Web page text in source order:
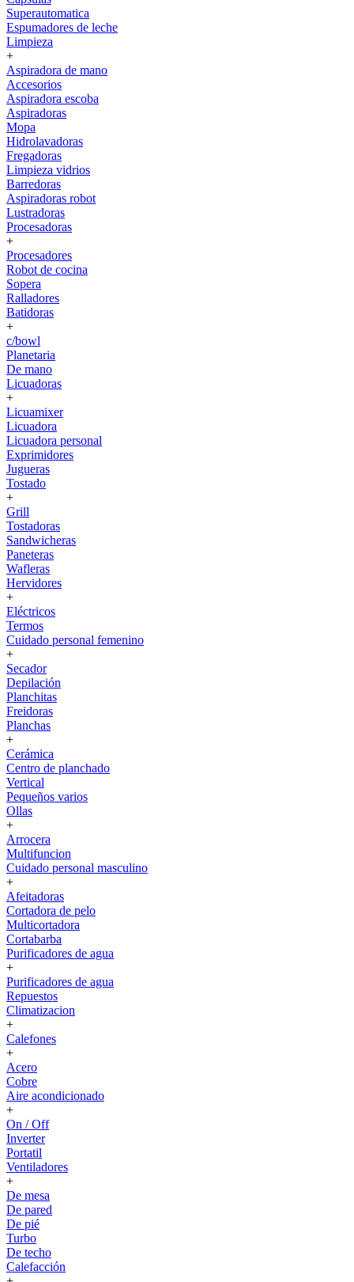
Superautomatica
Espumadores de leche
Limpieza
+
Aspiradora de mano
Accesorios
Aspiradora escoba
Aspiradoras
Mopa
Hidrolavadoras
Fregadoras
Limpieza vidrios
Barredoras
Aspiradoras robot
Lustradoras
Procesadoras
+
Procesadores
Robot de cocina
Sopera
Ralladores
Batidoras
+
c/bowl
Planetaria
De mano
Licuadoras
+
Licuamixer
Licuadora
Licuadora personal
Exprimidores
Jugueras
Tostado
+
Grill
Tostadoras
Sandwicheras
Paneteras
Wafleras
Hervidores
+
Eléctricos
Termos
Cuidado personal femenino
+
Secador
Depilación
Planchitas
Freidoras
Planchas
+
Cerámica
Centro de planchado
Vertical
Pequeños varios
Ollas
+
Arrocera
Multifuncion
Cuidado personal masculino
+
Afeitadoras
Cortadora de pelo
Multicortadora
Cortabarba
Purificadores de agua
+
Purificadores de agua
Repuestos
Climatizacion
+
Calefones
+
Acero
Cobre
Aire acondicionado
+
On / Off
Inverter
Portatil
Ventiladores
+
De mesa
De pared
De pié
Turbo
De techo
Calefacción